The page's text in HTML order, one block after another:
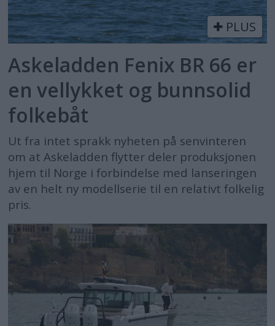
PLUS
Askeladden Fenix BR 66 er
en vellykket og bunnsolid
folkebåt
Ut fra intet sprakk nyheten på senvinteren
om at Askeladden flytter deler produksjonen
hjem til Norge i forbindelse med lanseringen
av en helt ny modellserie til en relativt folkelig
pris.